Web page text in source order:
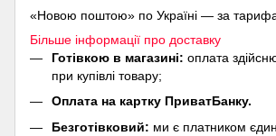
«Новою поштою» по Україні — за
Більше інформації про доставку
Готівкою в магазині: оплата
при купівлі товару;
Оплата на картку ПриватБанку.
Безготівковий: ми є платником